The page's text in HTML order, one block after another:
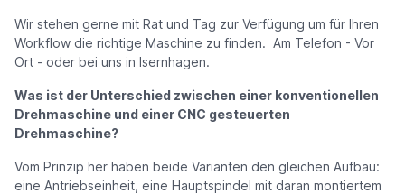
Wir stehen gerne mit Rat und Tag zur Verfügung um für Ihren
Workflow die richtige Maschine zu finden. Am Telefon - Vor
Ort - oder bei uns in Isernhagen.
Was ist der Unterschied zwischen einer konventionellen
Drehmaschine und einer CNC gesteuerten
Drehmaschine?
Vom Prinzip her haben beide Varianten den gleichen Aufbau:
eine Antriebseinheit, eine Hauptspindel mit daran montiertem